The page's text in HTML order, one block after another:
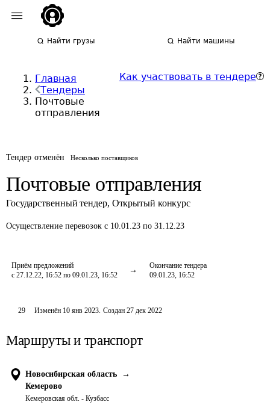
Найти грузы Найти машины
Главная
Тендеры
Почтовые
отправления
Как участвовать в тендере
Тендер отменён Несколько поставщиков
Почтовые отправления
Государственный тендер, Открытый конкурс
Осуществление перевозок с 10.01.23 по 31.12.23
Приём предложений
с 27.12.22, 16:52 по 09.01.23, 16:52
Окончание тендера
09.01.23, 16:52
29 Изменён 10 янв 2023. Создан 27 дек 2022
Маршруты и транспорт
Новосибирская область
→
Кемерово
Кемеровская обл. - Кузбасс